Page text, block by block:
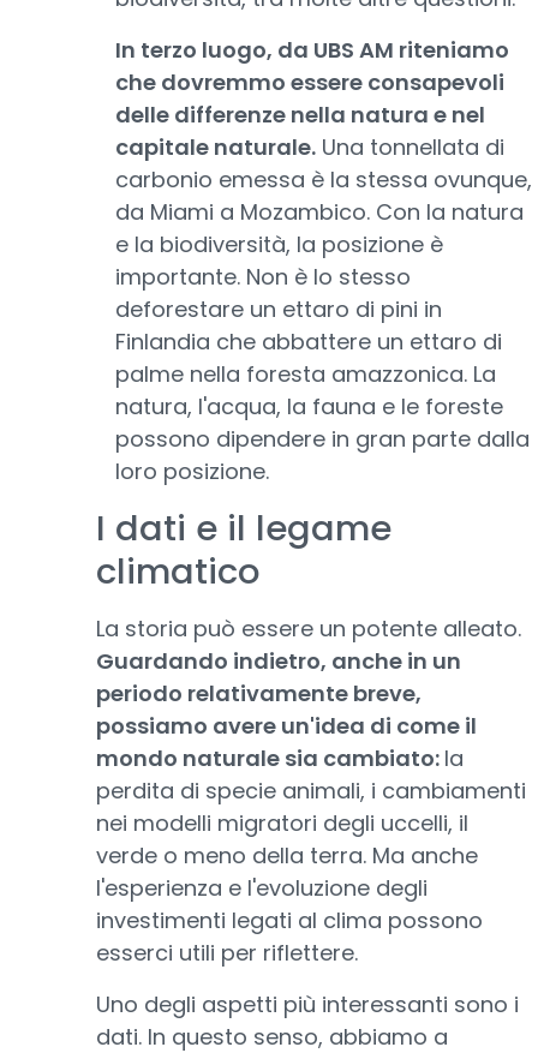
In terzo luogo, da UBS AM riteniamo
che dovremmo essere consapevoli
delle differenze nella natura e nel
capitale naturale. Una tonnellata di
carbonio emessa è la stessa ovunque,
da Miami a Mozambico. Con la natura
e la biodiversità, la posizione è
importante. Non è lo stesso
deforestare un ettaro di pini in
Finlandia che abbattere un ettaro di
palme nella foresta amazzonica. La
natura, l'acqua, la fauna e le foreste
possono dipendere in gran parte dalla
loro posizione.
I dati e il legame
climatico
La storia può essere un potente alleato.
Guardando indietro, anche in un
periodo relativamente breve,
possiamo avere un'idea di come il
mondo naturale sia cambiato: la
perdita di specie animali, i cambiamenti
nei modelli migratori degli uccelli, il
verde o meno della terra. Ma anche
l'esperienza e l'evoluzione degli
investimenti legati al clima possono
esserci utili per riflettere.
Uno degli aspetti più interessanti sono i
dati. In questo senso, abbiamo a